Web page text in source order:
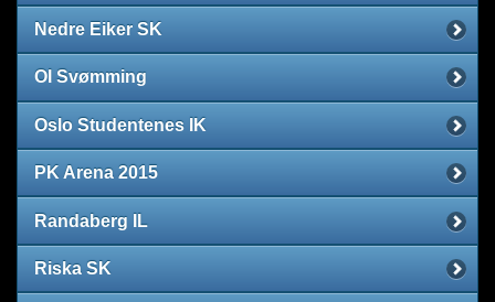
Nedre Eiker SK
OI Svømming
Oslo Studentenes IK
PK Arena 2015
Randaberg IL
Riska SK